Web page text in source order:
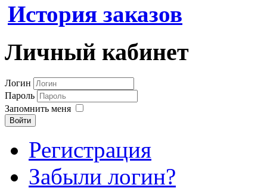
История заказов
Личный кабинет
Логин
Пароль
Запомнить меня
Войти
Регистрация
Забыли логин?